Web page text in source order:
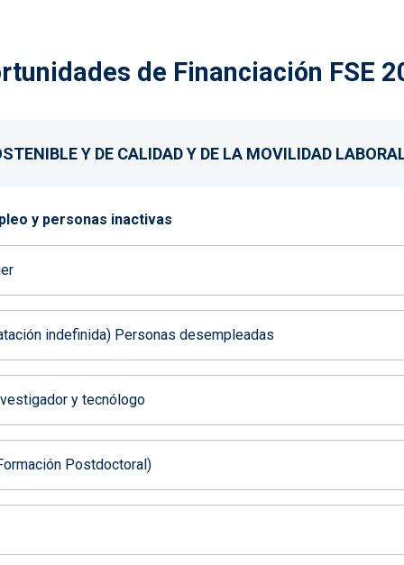
de Financiación FSE
Y DE CALIDAD Y DE LA MOVILIDAD
y personas inactivas
indefinida) Personas desempleadas
y tecnólogo
Postdoctoral)